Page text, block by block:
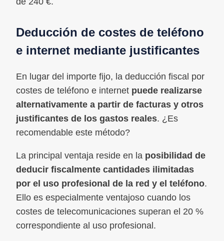
Deducción de costes de teléfono
e internet mediante justificantes
En lugar del importe fijo, la deducción fiscal por
costes de teléfono e internet puede realizarse
alternativamente a partir de facturas y otros
justificantes de los gastos reales. ¿Es
recomendable este método?
La principal ventaja reside en la posibilidad de
deducir fiscalmente cantidades ilimitadas
por el uso profesional de la red y el teléfono.
Ello es especialmente ventajoso cuando los
costes de telecomunicaciones superan el 20 %
correspondiente al uso profesional.